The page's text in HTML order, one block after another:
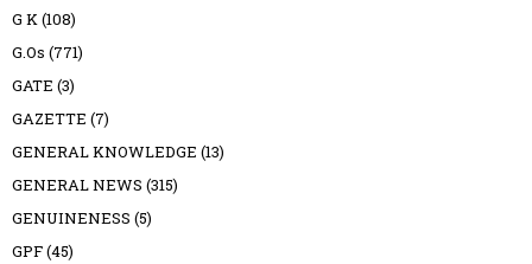
G K(108)
G.Os (771)
GATE (3)
GAZETTE (7)
GENERAL KNOWLEDGE (13)
GENERAL NEWS (315)
GENUINENESS (5)
GPF(45)